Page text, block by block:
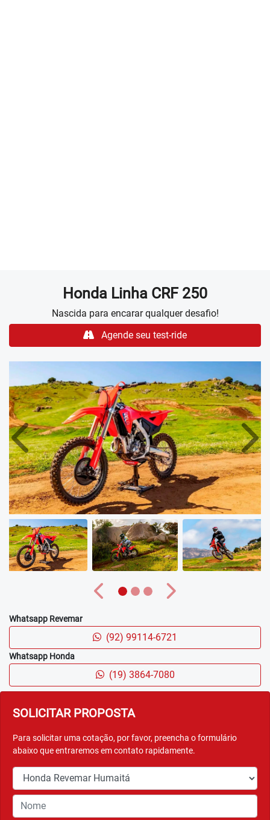
Honda Linha CRF 250
Nascida para encarar qualquer desafio!
Agende seu test-ride
SOLICITAR PROPOSTA
Para solicitar uma cotação, por favor, preencha o formulário
abaixo que entraremos em contato rapidamente.
Anterior
Anterior Próximo
Whatsapp Revemar
(92) 99114-6721
Whatsapp Honda
(19) 3864-7080